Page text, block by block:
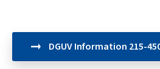
DGUV Information 215-